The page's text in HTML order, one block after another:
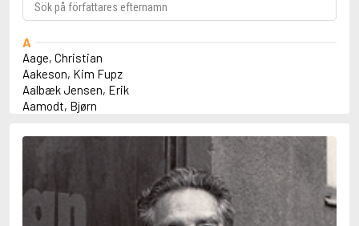
A
Aage, Christian
Aakeson, Kim Fupz
Aalbæk Jensen, Erik
Aamodt, Bjørn
Abbey, Kieran
Abbot, Anthony
Abbott, Megan
Abdel-Fattah, Randa
Abdolah, Kader